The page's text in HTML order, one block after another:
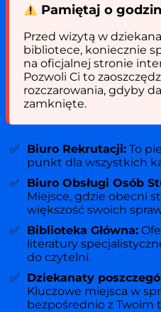
Pamiętaj o
Przed wizytą w
bibliotece, koniecznie
na oficjalnej stronie
Pozwoli Ci to
rozczarowania, gdyby
zamknięte.
Biuro Rekrutacji: To
punkt dla wszystkich
Biuro Obsługi Osób
Miejsce, gdzie obecni
większość swoich
Biblioteka Główna:
literatury
do czytelni.
Dziekanaty
Kluczowe miejsca w
bezpośrednio z Twoim